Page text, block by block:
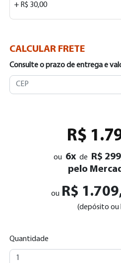
+ R$ 30,00
CALCULAR FRETE
Consulte o prazo de entrega e
R$
ou 6x de R$
pelo
ou R$
(depósito
Quantidade